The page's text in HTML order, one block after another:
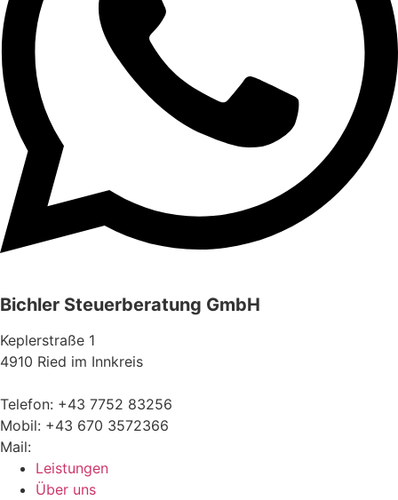
Bichler Steuerberatung GmbH
Keplerstraße 1
4910 Ried im Innkreis
Telefon: +43 7752 83256
Mobil: +43 670 3572366
Mail:
Leistungen
Über uns